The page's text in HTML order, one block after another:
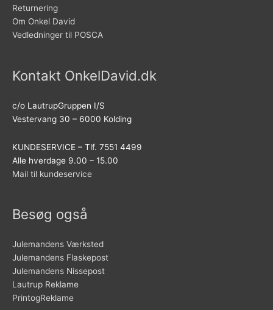
Returnering
Om Onkel David
Vedledninger til POSCA
Kontakt OnkelDavid.dk
c/o LautrupGruppen I/S
Vestervang 30 – 6000 Kolding
KUNDESERVICE – Tlf. 7551 4499
Alle hverdage 9.00 – 15.00
Mail til kundeservice
Besøg også
Julemandens Værksted
Julemandens Flaskepost
Julemandens Nissepost
Lautrup Reklame
PrintogReklame